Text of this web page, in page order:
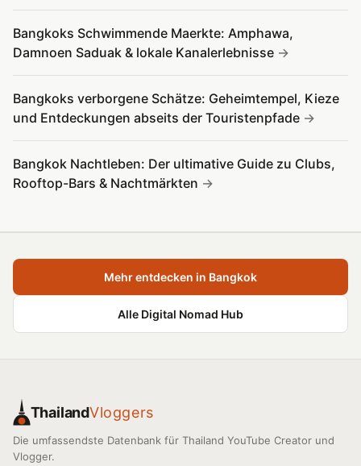
Bangkoks Schwimmende Maerkte: Amphawa,
Damnoen Saduak & lokale Kanalerlebnisse
Bangkoks verborgene Schätze: Geheimtempel, Kieze
und Entdeckungen abseits der Touristenpfade
Bangkok Nachtleben: Der ultimative Guide zu Clubs,
Rooftop-Bars & Nachtmärkten
Mehr entdecken in Bangkok
Alle Digital Nomad Hub
ThailandVloggers
Die umfassendste Datenbank für Thailand YouTube Creator und
Vlogger.